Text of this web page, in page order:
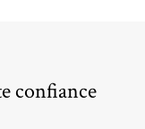
confiance